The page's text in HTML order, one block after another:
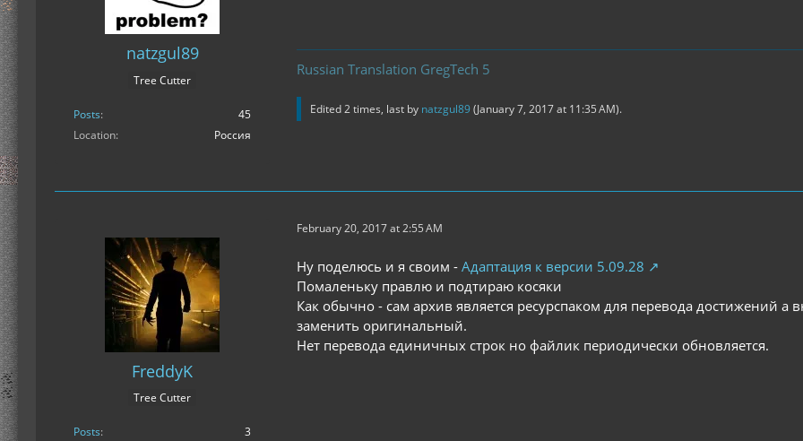
natzgul89
Tree Cutter
Posts
45
Location
Россия
Russian Translation GregTech 5
Edited 2 times, last by natzgul89(January 7, 2017 at 11:35 AM).
FreddyK
Tree Cutter
Posts
3
February 20, 2017 at 2:55 AM
Ну поделюсь и я своим - Адаптация к версии 5.09.28
Помаленьку правлю и подтираю косяки
Как обычно - сам архив является ресурспаком для перевода достижений
заменить оригинальный.
Нет перевода единичных строк но файлик периодически обновляется.